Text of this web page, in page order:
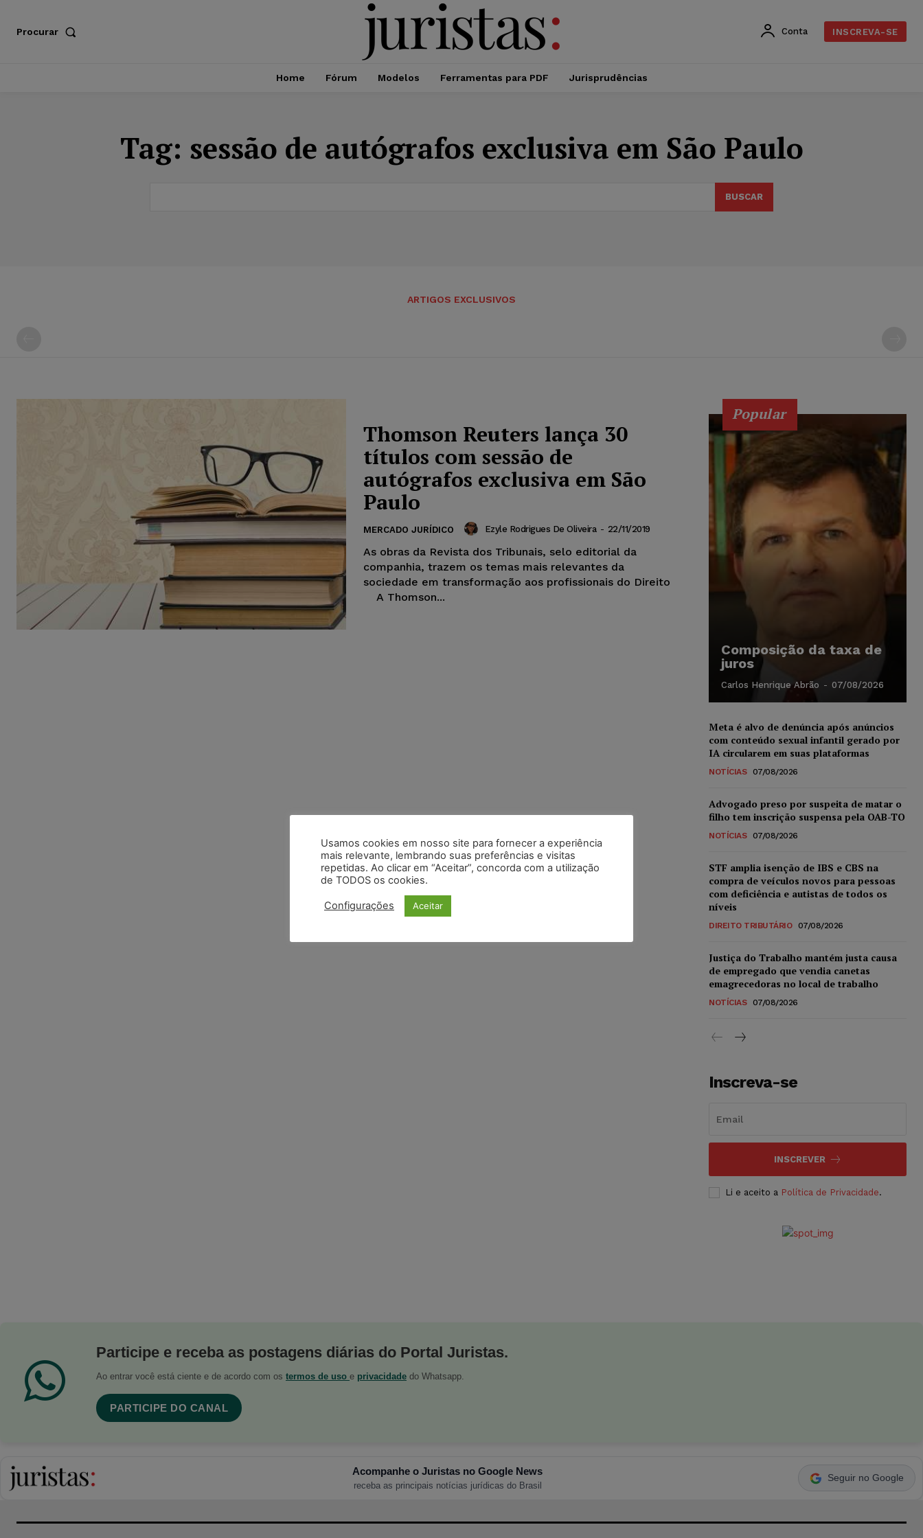
Procurar Conta INSCREVA-SE
Home Fórum Modelos Ferramentas para PDF Jurisprudências
Tag: sessão de autógrafos exclusiva em São Paulo
BUSCAR
ARTIGOS EXCLUSIVOS
Thomson Reuters lança 30
títulos com sessão de
autógrafos exclusiva em São
Paulo
MERCADO JURÍDICO Ezyle Rodrigues De Oliveira - 22/11/2019
As obras da Revista dos Tribunais, selo editorial da
companhia, trazem os temas mais relevantes da
sociedade em transformação aos profissionais do Direito
A Thomson...
Popular
Composição da taxa de
juros
Carlos Henrique Abrão - 07/08/2026
Meta é alvo de denúncia após anúncios
com conteúdo sexual infantil gerado por
IA circularem em suas plataformas
NOTÍCIAS 07/08/2026
Advogado preso por suspeita de matar o
filho tem inscrição suspensa pela OAB-TO
NOTÍCIAS 07/08/2026
STF amplia isenção de IBS e CBS na
compra de veículos novos para pessoas
com deficiência e autistas de todos os
níveis
DIREITO TRIBUTÁRIO 07/08/2026
Justiça do Trabalho mantém justa causa
de empregado que vendia canetas
emagrecedoras no local de trabalho
NOTÍCIAS 07/08/2026
Inscreva-se
INSCREVER
Li e aceito a Política de Privacidade.
Participe e receba as postagens diárias do Portal Juristas.
Ao entrar você está ciente e de acordo com os termos de uso e privacidade do Whatsapp.
PARTICIPE DO CANAL
Acompanhe o Juristas no Google News
receba as principais notícias jurídicas do Brasil
Seguir no Google
Usamos cookies em nosso site para fornecer a experiência
mais relevante, lembrando suas preferências e visitas
repetidas. Ao clicar em “Aceitar”, concorda com a utilização
de TODOS os cookies.
Configurações Aceitar